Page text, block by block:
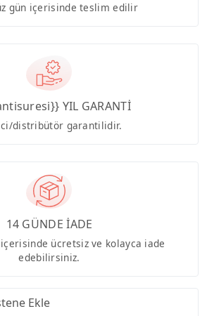
gün içerisinde teslim edilir
YIL GARANTİ
distribütör garantilidir.
14 GÜNDE İADE
ücretsiz ve kolayca iade
edebilirsiniz.
Ekle